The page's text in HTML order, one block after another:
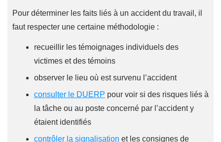
Pour déterminer les faits liés à un accident du travail, il
faut respecter une certaine méthodologie :
recueillir les témoignages individuels des
victimes et des témoins
observer le lieu où est survenu l’accident
consulter le DUERP pour voir si des risques liés à
la tâche ou au poste concerné par l’accident y
étaient identifiés
contrôler la signalisation et les consignes de